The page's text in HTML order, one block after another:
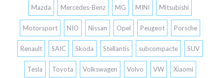
Mazda Mercedes-Benz MG MINI Mitsubishi
Motorsport NIO Nissan Opel Peugeot Porsche
Renault SAIC Skoda Stellantis subcompacte SUV
Tesla Toyota Volkswagen Volvo VW Xiaomi